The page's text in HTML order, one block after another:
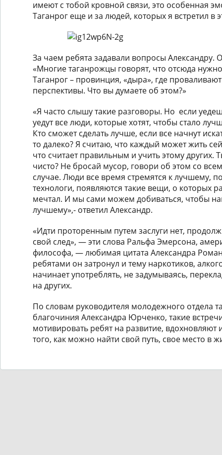
имеют с тобой кровной связи, это особенная
Таганрог еще и за людей, которых я встретил в
За чаем ребята задавали вопросы Александру.
«Многие таганрожцы говорят, что отсюда
Таганрог – провинция, «дыра», где
перспективы. Что вы думаете об этом?»
«Я часто слышу такие разговоры. Но если
уедут все люди, которые хотят, чтобы стало
Кто сможет сделать лучше, если все начнут
то далеко? Я считаю, что каждый может жить
что считает правильным и учить этому
чисто? Не бросай мусор, говори об этом со
случае. Люди все время стремятся к лучшему,
технологи, появляются такие вещи, о которых
мечтал. И мы сами можем добиваться, чтобы
лучшему»,- ответил Александр.
«Идти проторенным путем заслуги нет,
свой след», — эти слова Ральфа Эмерсона,
философа, — любимая цитата Александра
ребятами он затронул и тему наркотиков,
начинает употреблять, не задумываясь,
на других.
По словам руководителя молодежного отдела
благочиния Александра Юрченко, такие
мотивировать ребят на развитие,
того, как можно найти свой путь, свое место в